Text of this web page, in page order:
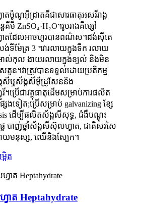
ម៉ូណូអ៊ីដ្រាតគឺជាសារធាតុអសរីរាង្គ
គីមី ZnSO₄·H₂O។រូបរាងគឺម្សៅ
តដែលអាចហូរបានពណ៌ស។ដង់ស៊ីតេ
ង់ទីម៉ែត្រ 3 ។វារលាយក្នុងទឹក រលាយ
អាល់កុល ងាយរលាយក្នុងខ្យល់ និងមិន
េតូន។វាត្រូវបានទទួលដោយប្រតិកម្ម
សីឬស័ង្កសីអ៊ីដ្រូសែននិង
ប្រើជាវត្ថុធាតុដើមសម្រាប់ការផលិត
ងទៀត;ប្រើសម្រាប់ galvanizing ខ្សែ
ដើម្បីផលិតស័ង្កសីសុទ្ធ, ជំងឺបណ្តុះ
បាញ់ថ្នាំស័ង្កសីស៊ុលហ្វាត, ជាតិសរសៃ
មនុស្ស, ឈើនិងស្បែក។
អិត
ាត Heptahydrate